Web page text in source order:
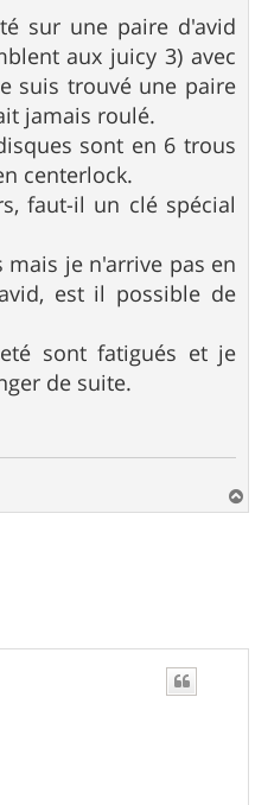
sur une paire d'avid
aux juicy 3) avec
suis trouvé une paire
jamais roulé.
sont en 6 trous
centerlock.
faut-il un clé spécial
mais je n'arrive pas en
est il possible de
sont fatigués et je
de suite.
a